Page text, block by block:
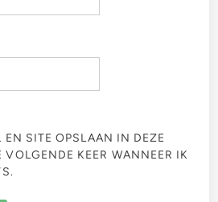
SITE OPSLAAN IN DEZE
VOLGENDE KEER WANNEER IK